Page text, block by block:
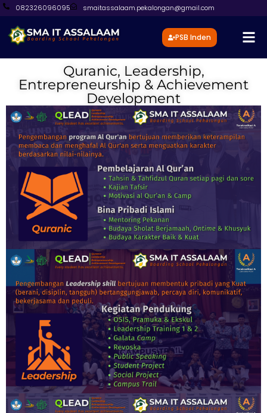
082326096095 smaitassalaam.pekalongan@gmail.com
PSB Inden
Quranic, Leadership,
Entrepreneurship & Achievement
Development